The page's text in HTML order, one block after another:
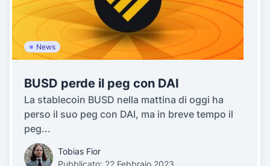
News
BUSD perde il peg con DAI
La stablecoin BUSD nella mattina di oggi ha
perso il suo peg con DAI, ma in breve tempo il
peg...
Tobias Fior
Pubblicato: 22 Febbraio 2023